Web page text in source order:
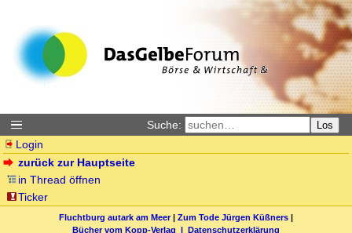
Suche: Los
Login
zurück zur Hauptseite
in Thread öffnen
Ticker
Fluchtburg autark am Meer| Zum Tode Jürgen Küßners |
Bücher vom Kopp-Verlag | Datenschutzerklärung